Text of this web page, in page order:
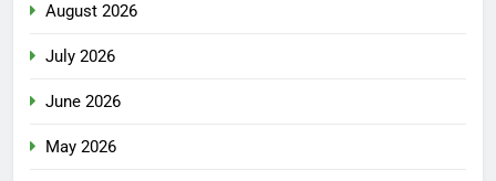
August 2026
July 2026
June 2026
May 2026